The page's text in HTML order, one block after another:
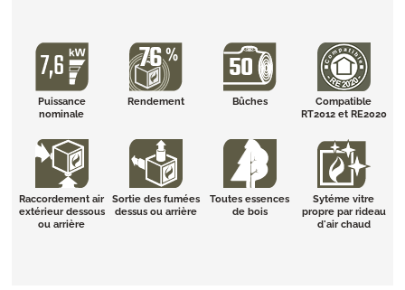
Puissance
nominale
Rendement Bûches
Compatible
RT2012 et RE2020
Raccordement air
extérieur dessous
ou arrière
Sortie des fumées
dessus ou arrière
Toutes essences
de bois
Sytéme vitre
propre par rideau
d'air chaud